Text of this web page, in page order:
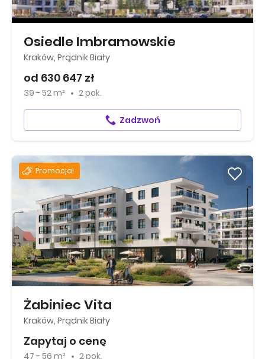
Osiedle Imbramowskie
Kraków, Prądnik Biały
od 630 647 zł
39 - 52 m² 2 pok.
Zadzwoń
Promocja!
Żabiniec Vita
Kraków, Prądnik Biały
Zapytaj o cenę
47 - 56 m² 2 pok.